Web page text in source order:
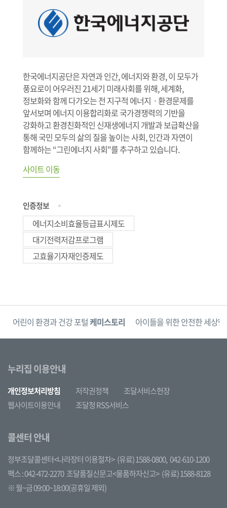
한국에너지공단은 자연과 인간, 에너지와 환경, 이 모두가
풍요로이 어우러진 21세기 미래사회를 위해, 세계화,
정보화와 함께 다가오는 전 지구적 에너지ㆍ환경문제를
앞서보며 에너지 이용합리화로 국가경쟁력의 기반을
강화하고 환경친화적인 신재생에너지 개발과 보급확산을
통해 국민 모두의 삶의 질을 높이는 사회, 인간과 자연이
함께하는 “그린에너지 사회"를 추구하고 있습니다.
사이트 이동
인증정보
에너지소비효율등급표시제도
대기전력저감프로그램
고효율기자재인증제도
어린이 환경과 건강 포털케미스토리 아이들을 위한 안전한 세상
누리집 이용안내
개인정보처리방침 저작권정책
조달서비스헌장
웹사이트이용안내
조달청 RSS서비스
콜센터 안내
정부조달콜센터<나라장터 이용절차> (유료) 1588-0800, 042-610-1200
팩스 : 042-472-2270 조달품질신문고<물품하자신고> (유료) 1588-8128
※ 월~금 09:00~18:00(공휴일 제외)